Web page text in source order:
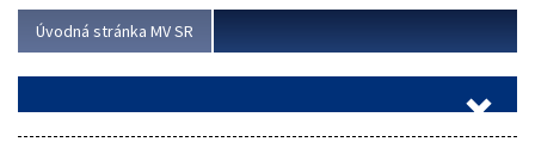
Úvodná stránka MV SR